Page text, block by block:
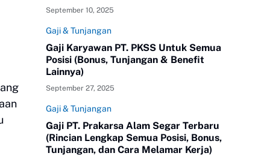
September 10, 2025
Gaji & Tunjangan
Gaji Karyawan PT. PKSS Untuk Semua
Posisi (Bonus, Tunjangan & Benefit
Lainnya)
September 27, 2025
Gaji & Tunjangan
Gaji PT. Prakarsa Alam Segar Terbaru
(Rincian Lengkap Semua Posisi, Bonus,
Tunjangan, dan Cara Melamar Kerja)